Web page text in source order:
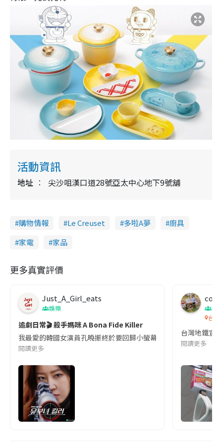
活動資訊
地址 尖沙咀漢口道28號亞太中心地下9號舖
購物情報 Le Creuset 多啦A夢
廚具
家電
家品
更多真實評價
Just_A_Girl_eats
娛樂
追劇日常🎬 殺手媽咪 A Bona Fide Killer
我最愛的韓國女演員孔曉振終於要回歸小螢幕啦!這次的劇本改編
閱讀更多
co
吹
台灣
台灣地鐵宣
閱讀更多